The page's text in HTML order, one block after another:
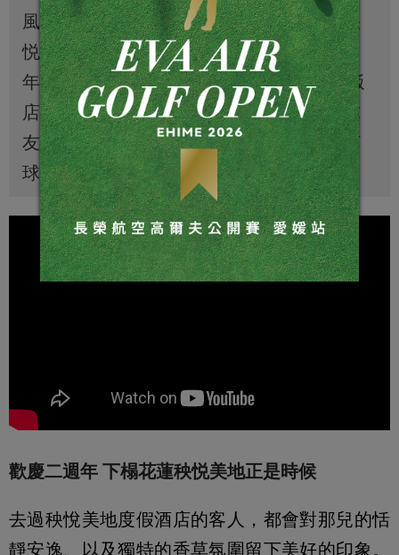
風格獨特、以有機香草為特色主題的花蓮秧
悦美地度假酒店，慶祝母親節暨開幕二週
年，獨家推出多項特惠並送大禮， 在花蓮飯
店房價普遍高昂的今日尤顯珍貴，高爾夫球
友們可把握五月特惠期間，前往東部散心打
球，順道體驗這座別具特色的渡假飯店。
歡慶二週年 下榻花蓮秧悦美地正是時候
去過秧悅美地度假酒店的客人，都會對那兒的恬
靜安逸、以及獨特的香草氛圍留下美好的印象。